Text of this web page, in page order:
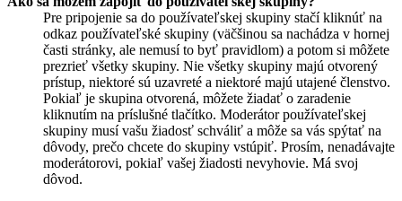
Pre pripojenie sa do používateľskej skupiny stačí kliknúť na
odkaz používateľské skupiny (väčšinou sa nachádza v hornej
časti stránky, ale nemusí to byť pravidlom) a potom si môžete
prezrieť všetky skupiny. Nie všetky skupiny majú otvorený
prístup, niektoré sú uzavreté a niektoré majú utajené členstvo.
Pokiaľ je skupina otvorená, môžete žiadať o zaradenie
kliknutím na príslušné tlačítko. Moderátor používateľskej
skupiny musí vašu žiadosť schváliť a môže sa vás spýtať na
dôvody, prečo chcete do skupiny vstúpiť. Prosím, nenadávajte
moderátorovi, pokiaľ vašej žiadosti nevyhovie. Má svoj
dôvod.